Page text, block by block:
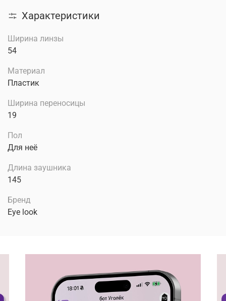
Характеристики
Ширина линзы
54
Материал
Пластик
Ширина переносицы
19
Пол
Для неё
Длина заушника
145
Бренд
Eye look